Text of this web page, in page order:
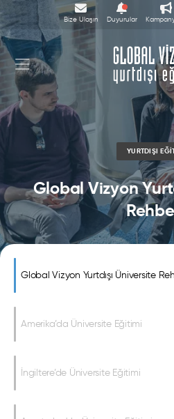
Bize Ulaşın Duyurular
YURTDIŞI
Global Vizyon
Global Vizyon Yurtdışı Üniversite
Amerika’da Üniversite Eğitimi
İngiltere’de Üniversite Eğitimi